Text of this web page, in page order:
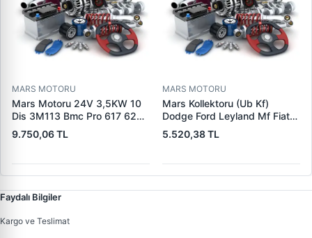
MARS MOTORU
Mars Motoru 24V 3,5KW 10
Dis 3M113 Bmc Pro 617 620
(619 240 36 619 240 46
Yerine) | LUCAS 619 241 46
9.750,06 TL
MARS MOTORU
Mars Kollektoru (Ub Kf)
Dodge Ford Leyland Mf Fiat
Trans | MAKO 72313941 |
OEM 72313941
5.520,38 TL
Faydalı Bilgiler
Kargo ve Teslimat